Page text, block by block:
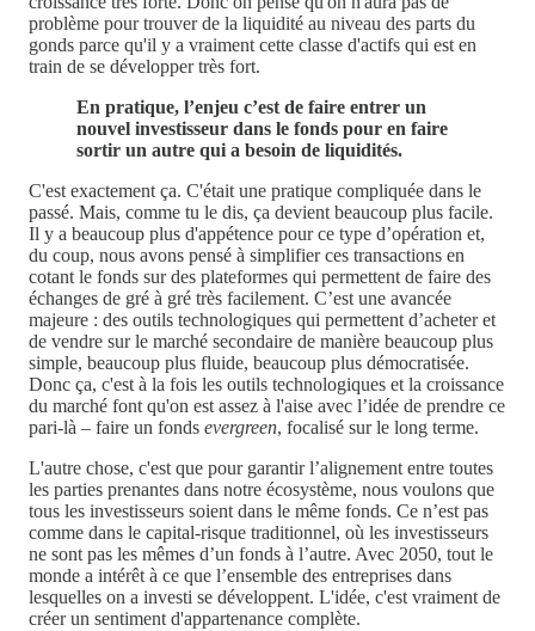
problème pour trouver de la liquidité au niveau des parts du
gonds parce qu'il y a vraiment cette classe d'actifs qui est en
train de se développer très fort.
En pratique, l’enjeu c’est de faire entrer un
nouvel investisseur dans le fonds pour en faire
sortir un autre qui a besoin de liquidités.
C'est exactement ça. C'était une pratique compliquée dans le
passé. Mais, comme tu le dis, ça devient beaucoup plus facile.
Il y a beaucoup plus d'appétence pour ce type d’opération et,
du coup, nous avons pensé à simplifier ces transactions en
cotant le fonds sur des plateformes qui permettent de faire des
échanges de gré à gré très facilement. C’est une avancée
majeure : des outils technologiques qui permettent d’acheter et
de vendre sur le marché secondaire de manière beaucoup plus
simple, beaucoup plus fluide, beaucoup plus démocratisée.
Donc ça, c'est à la fois les outils technologiques et la croissance
du marché font qu'on est assez à l'aise avec l’idée de prendre ce
pari-là – faire un fonds evergreen, focalisé sur le long terme.
L'autre chose, c'est que pour garantir l’alignement entre toutes
les parties prenantes dans notre écosystème, nous voulons que
tous les investisseurs soient dans le même fonds. Ce n’est pas
comme dans le capital-risque traditionnel, où les investisseurs
ne sont pas les mêmes d’un fonds à l’autre. Avec 2050, tout le
monde a intérêt à ce que l’ensemble des entreprises dans
lesquelles on a investi se développent. L'idée, c'est vraiment de
créer un sentiment d'appartenance complète.